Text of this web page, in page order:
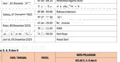
Sumatif Semester
Tahun Ajaran
2026